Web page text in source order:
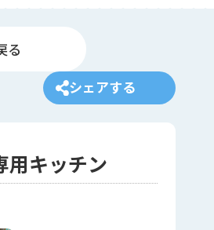
る
シェアする
用キッチン